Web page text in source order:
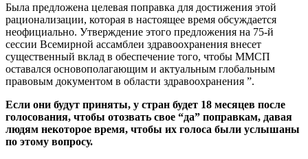
Была предложена целевая поправка для достижения этой
рационализации, которая в настоящее время обсуждается
неофициально. Утверждение этого предложения на 75-й
сессии Всемирной ассамблеи здравоохранения внесет
существенный вклад в обеспечение того, чтобы ММСП
оставался основополагающим и актуальным глобальным
правовым документом в области здравоохранения ”.
Если они будут приняты, у стран будет 18 месяцев после
голосования, чтобы отозвать свое “да” поправкам, давая
людям некоторое время, чтобы их голоса были услышаны
по этому вопросу.